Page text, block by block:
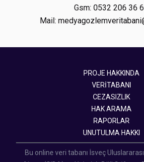
Gsm: 0532 206 36
Mail:
PROJE HAKKINDA
VERİTABANI
CEZASIZLIK
HAK ARAMA
RAPORLAR
UNUTULMA HAKKI
Bu online veri tabanı İsveç